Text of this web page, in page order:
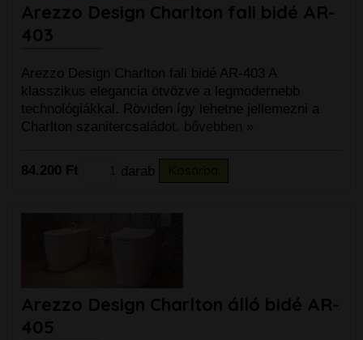
Arezzo Design Charlton fali bidé AR-
403
Arezzo Design Charlton fali bidé AR-403 A
klasszikus elegancia ötvözve a legmodernebb
technológiákkal. Röviden így lehetne jellemezni a
Charlton szanitercsaládot. bővebben »
84.200 Ft darab
Arezzo Design Charlton álló bidé AR-
405